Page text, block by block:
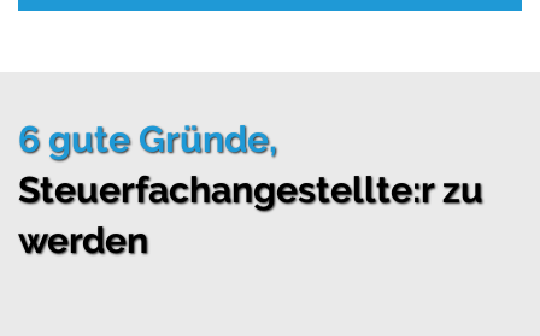
6 gute Gründe,
Steuerfachangestellte:r zu
werden